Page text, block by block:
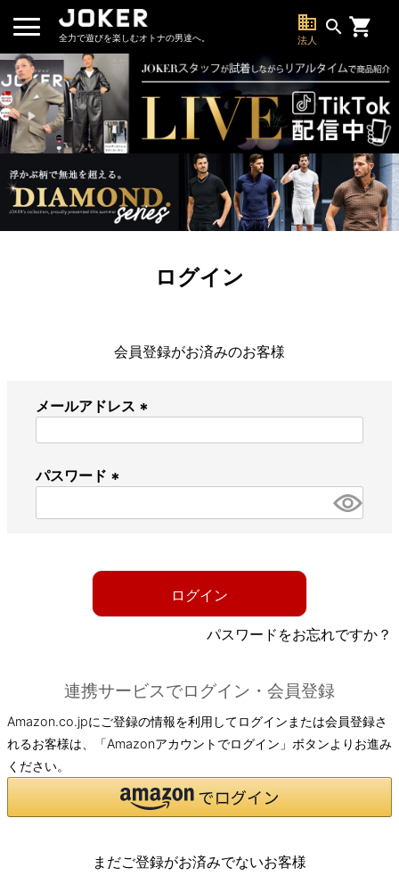
全力で遊びを楽しむオトナの男達へ。
business
法人
search
ログイン
会員登録がお済みのお客様
メールアドレス
パスワード
必
ログイン
パスワードをお忘れですか？
連携サービスでログイン・会員登録
Amazon.co.jpにご登録の情報を利用してログインまたは会員登録さ
れるお客様は、「Amazonアカウントでログイン」ボタンよりお進み
ください。
まだご登録がお済みでないお客様